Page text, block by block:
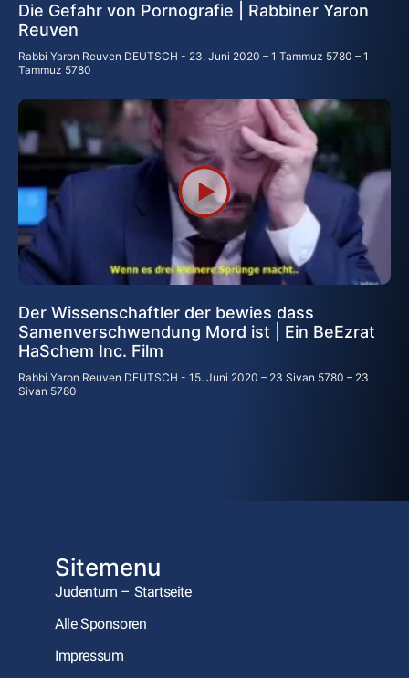
Die Gefahr von Pornografie | Rabbiner Yaron
Reuven
Rabbi Yaron Reuven DEUTSCH
23. Juni 2020 – 1 Tammuz 5780 – 1
Tammuz 5780
Der Wissenschaftler der bewies dass
Samenverschwendung Mord ist | Ein BeEzrat
HaSchem Inc. Film
Rabbi Yaron Reuven DEUTSCH
15. Juni 2020 – 23 Sivan 5780 – 23
Sivan 5780
Sitemenu
Judentum – Startseite
Alle Sponsoren
Impressum